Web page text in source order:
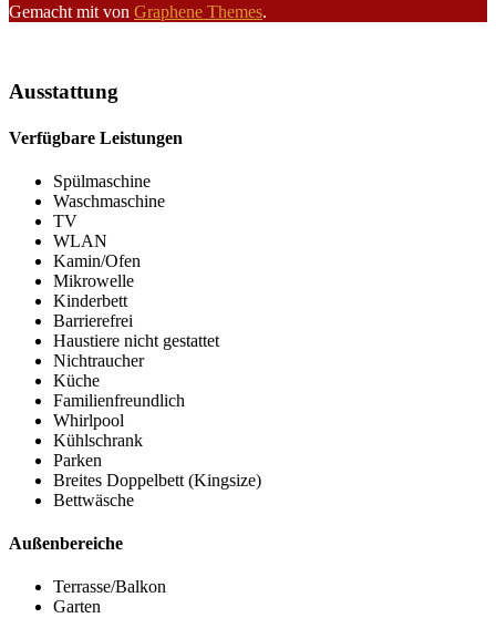
Gemacht mit von Graphene Themes.
Ausstattung
Verfügbare Leistungen
Spülmaschine
Waschmaschine
TV
WLAN
Kamin/Ofen
Mikrowelle
Kinderbett
Barrierefrei
Haustiere nicht gestattet
Nichtraucher
Küche
Familienfreundlich
Whirlpool
Kühlschrank
Parken
Breites Doppelbett (Kingsize)
Bettwäsche
Außenbereiche
Terrasse/Balkon
Garten